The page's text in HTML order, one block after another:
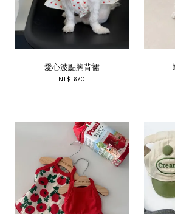
愛心波點胸背裙
NT$ 670